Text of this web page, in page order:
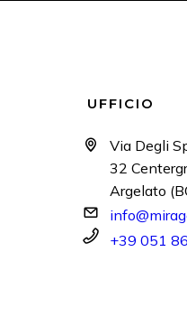
UFFICIO
Via Degli
32
Argelato
+39 051